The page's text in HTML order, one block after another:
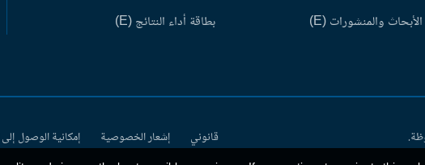
الأبحاث والمنشورات (E)
بطاقة أداء النتائج (E)
قانوني إشعار الخصوصية إمكانية الوصول